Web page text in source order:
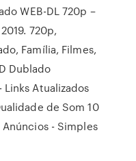
WEB-DL 720p –
720p,
Família, Filmes,
Dublado
Links Atualizados
de Som 10
- Simples